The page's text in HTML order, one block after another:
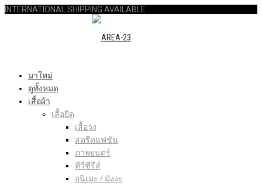
INTERNATIONAL SHIPPING AVAILABLE
มาใหม่
ดูทั้งหมด
เสื้อผ้า
เสื้อยืด
เสื้อวง
สตรีตแฟชัน
ภาพยนตร์
ทีวีซีรีส์
อนิเมะ / มังงะ